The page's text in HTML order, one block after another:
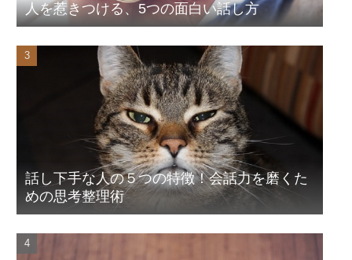
人を惹きつける、5つの面白い話し方
話し下手な人の５つの特徴！会話力を磨くた
めの思考整理術